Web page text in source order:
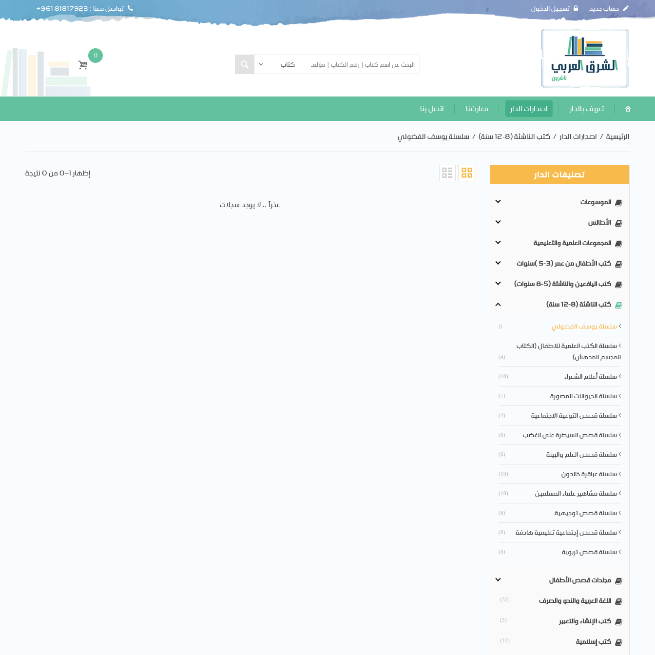
تسجيل الدخول حساب جديد
0
تعريف بالدار اصدارات الدار معارضنا اتصل بنا
الرئيسية / اصدارات الدار / كتب الناشئة (8-12 سنة) / سلسلة يوسف الفضولي
إظهار 1–0 من 0 نتيجة
عذراً .. لا يوجد سجلات
تصنيفات الدار
الموسوعات
الأطالس
المجموعات العلمية والتعليمية
كتب الأطفال من عمر (3-5 )سنوات
كتب اليافعين والناشئة (5-8 سنوات)
كتب الناشئة (8-12 سنة)
سلسلة يوسف الفضولي ()
سلسلة الكتب العلمية للاطفال (الكتاب
المجسم المدهش)
(4)
سلسلة أعلام الشعراء (10)
سلسلة الحيوانات المصورة (7)
سلسلة قصص التوعية الاجتماعية (4)
سلسلة قصص السيطرة على الغضب (8)
سلسلة قصص العلم والبيئة (6)
سلسلة عباقرة خالدون (10)
سلسلة مشاهير علماء المسلمين (10)
سلسلة قصص توجيهية (8)
سلسلة قصص إجتماعية تعليمية هادفة (8)
سلسلة قصص تربوية (8)
مجلدات قصص الأطفال
اللغة العربية والنحو والصرف
(32)
كتب الإنشاء والتعبير (5)
كتب إسلامية (12)